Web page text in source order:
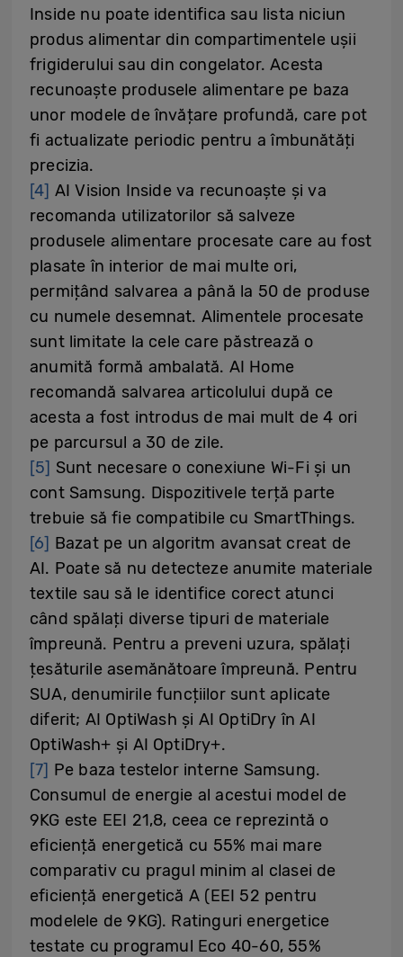
Inside nu poate identifica sau lista niciun
produs alimentar din compartimentele ușii
frigiderului sau din congelator. Acesta
recunoaște produsele alimentare pe baza
unor modele de învățare profundă, care pot
fi actualizate periodic pentru a îmbunătăți
precizia.
[4] AI Vision Inside va recunoaște și va
recomanda utilizatorilor să salveze
produsele alimentare procesate care au fost
plasate în interior de mai multe ori,
permițând salvarea a până la 50 de produse
cu numele desemnat. Alimentele procesate
sunt limitate la cele care păstrează o
anumită formă ambalată. AI Home
recomandă salvarea articolului după ce
acesta a fost introdus de mai mult de 4 ori
pe parcursul a 30 de zile.
[5] Sunt necesare o conexiune Wi-Fi și un
cont Samsung. Dispozitivele terță parte
trebuie să fie compatibile cu SmartThings.
[6] Bazat pe un algoritm avansat creat de
AI. Poate să nu detecteze anumite materiale
textile sau să le identifice corect atunci
când spălați diverse tipuri de materiale
împreună. Pentru a preveni uzura, spălați
țesăturile asemănătoare împreună. Pentru
SUA, denumirile funcțiilor sunt aplicate
diferit; AI OptiWash și AI OptiDry în AI
OptiWash+ și AI OptiDry+.
[7] Pe baza testelor interne Samsung.
Consumul de energie al acestui model de
9KG este EEI 21,8, ceea ce reprezintă o
eficiență energetică cu 55% mai mare
comparativ cu pragul minim al clasei de
eficiență energetică A (EEI 52 pentru
modelele de 9KG). Ratinguri energetice
testate cu programul Eco 40-60, 55%